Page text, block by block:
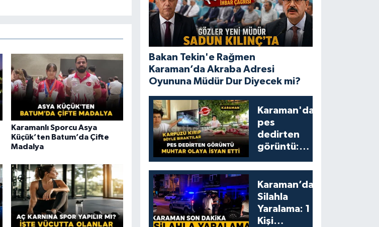
Karamanlı Sporcu Asya
Küçük’ten Batum’da Çifte
Madalya
Bakan Tekin'e Rağmen
Karaman’da Akraba Adresi
Oyununa Müdür Dur Diyecek mi?
Karaman'da
pes
dedirten
görüntü:
yumruklayıp
yediler,
artıklarını
kamelyada
bıraktılar
Karaman’da
Silahla
Yaralama: 1
Kişi